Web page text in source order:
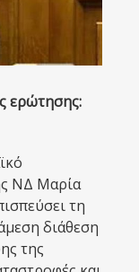
ερώτησης:
ΝΔ Μαρία
τη
διάθεση
της